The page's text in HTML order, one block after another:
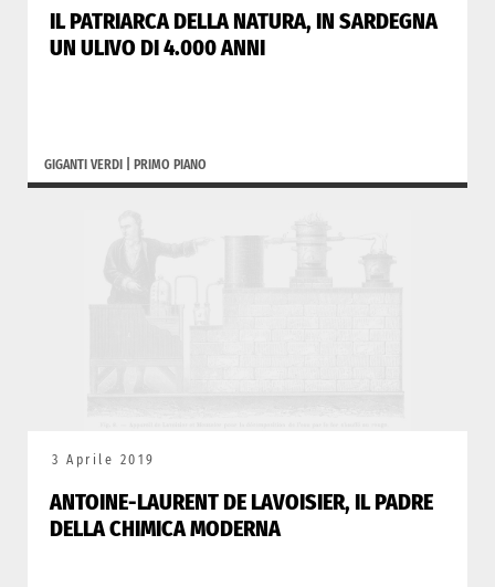
IL PATRIARCA DELLA NATURA, IN SARDEGNA
UN ULIVO DI 4.000 ANNI
GIGANTI VERDI PRIMO PIANO
3 Aprile 2019
ANTOINE-LAURENT DE LAVOISIER, IL PADRE
DELLA CHIMICA MODERNA